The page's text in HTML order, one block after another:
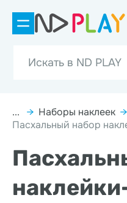
... → Наборы наклеек →
Пасхальный набор